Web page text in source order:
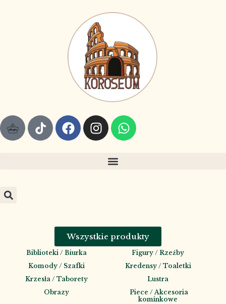
Wszystkie produkty
Biblioteki / Biurka
Figury / Rzeźby
Komody / Szafki
Kredensy / Toaletki
Krzesła / Taborety
Lustra
Obrazy
Piece / Akcesoria
kominkowe